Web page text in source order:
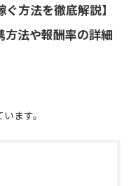
方法を徹底解説】
法や報酬率の詳細
ます。